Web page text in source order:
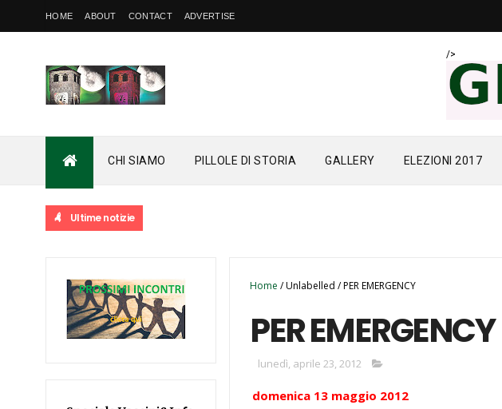
HOME ABOUT CONTACT ADVERTISE
/>
CHI SIAMO PILLOLE DI STORIA GALLERY ELEZIONI 2017
Ultime notizie
Home /Unlabelled/PER EMERGENCY
PER EMERGENCY
lunedì, aprile 23, 2012
domenica 13 maggio 2012